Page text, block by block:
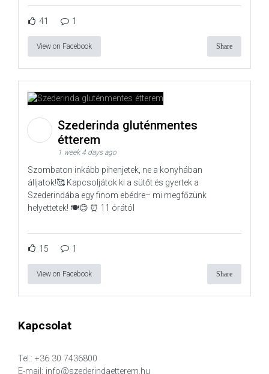
41 1
View on Facebook Share
Szederinda gluténmentes
étterem
1 week 4 days ago
Szombaton inkább pihenjetek, ne a konyhában
álljatok!🥰 Kapcsoljátok ki a sütőt és gyertek a
Szederindába egy finom ebédre– mi megfőzünk
helyettetek! 🍽️😊 ⏰ 11 órától
15 1
View on Facebook Share
Kapcsolat
Tel.: +36 30 7436800
E-mail: info@szederindaetterem.hu